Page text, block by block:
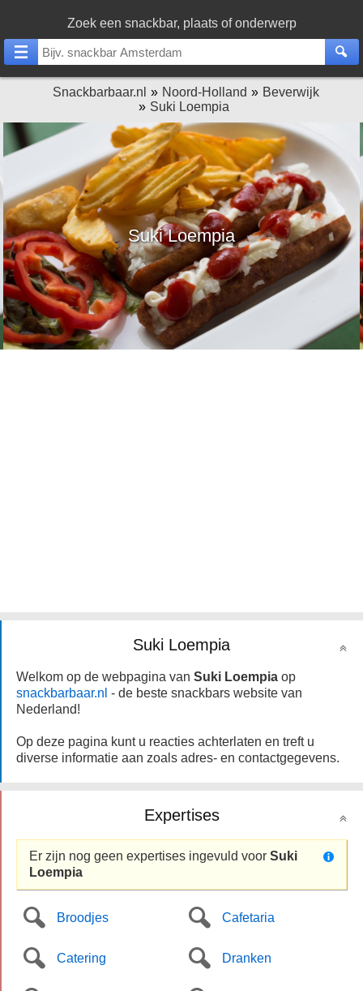
Zoek een snackbar, plaats of onderwerp
Snackbarbaar.nl Noord-Holland
Beverwijk
Suki Loempia
Suki Loempia
Suki Loempia
Welkom op de webpagina van Suki Loempia op
snackbarbaar.nl - de beste snackbars website van
Nederland!
Op deze pagina kunt u reacties achterlaten en treft u
diverse informatie aan zoals adres- en contactgegevens.
Expertises
Er zijn nog geen expertises ingevuld voor Suki
Loempia
Broodjes Cafetaria
Catering Dranken